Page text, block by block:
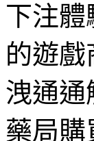
下注體
的遊戲
洩通通
藥局購